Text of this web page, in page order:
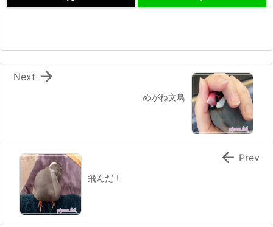
めがね文鳥

Next
飛んだ！
 Prev